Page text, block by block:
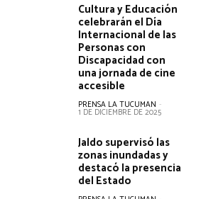
Cultura y Educación
celebrarán el Día
Internacional de las
Personas con
Discapacidad con
una jornada de cine
accesible
PRENSA LA TUCUMAN -
1 DE DICIEMBRE DE 2025
Jaldo supervisó las
zonas inundadas y
destacó la presencia
del Estado